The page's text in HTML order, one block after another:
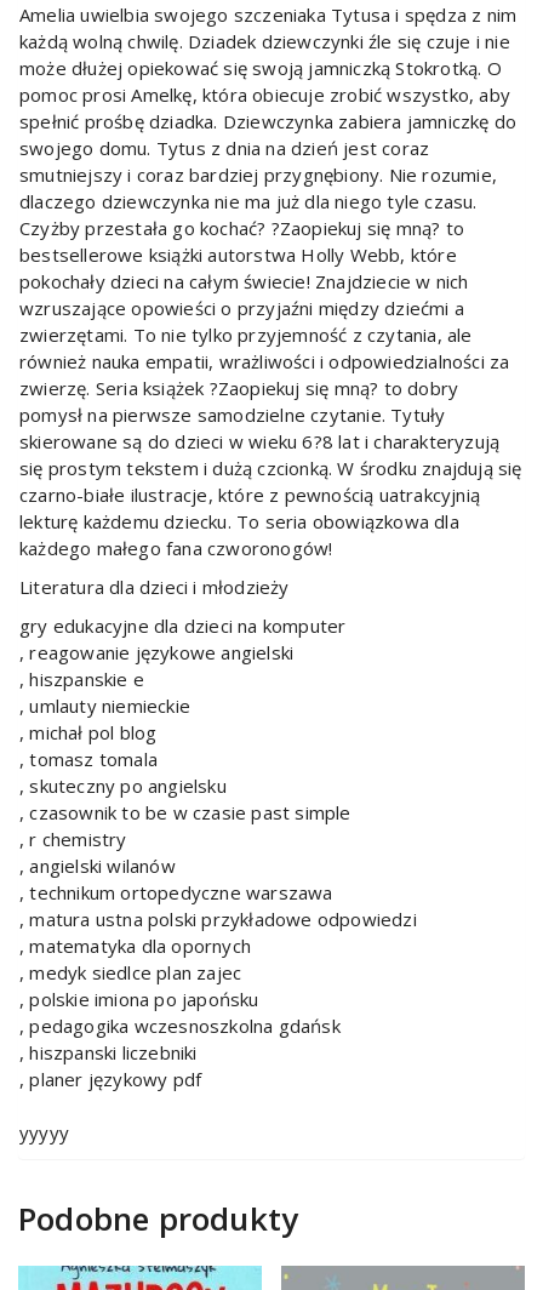
Amelia uwielbia swojego szczeniaka Tytusa i spędza z nim
każdą wolną chwilę. Dziadek dziewczynki źle się czuje i nie
może dłużej opiekować się swoją jamniczką Stokrotką. O
pomoc prosi Amelkę, która obiecuje zrobić wszystko, aby
spełnić prośbę dziadka. Dziewczynka zabiera jamniczkę do
swojego domu. Tytus z dnia na dzień jest coraz
smutniejszy i coraz bardziej przygnębiony. Nie rozumie,
dlaczego dziewczynka nie ma już dla niego tyle czasu.
Czyżby przestała go kochać? ?Zaopiekuj się mną? to
bestsellerowe książki autorstwa Holly Webb, które
pokochały dzieci na całym świecie! Znajdziecie w nich
wzruszające opowieści o przyjaźni między dziećmi a
zwierzętami. To nie tylko przyjemność z czytania, ale
również nauka empatii, wrażliwości i odpowiedzialności za
zwierzę. Seria książek ?Zaopiekuj się mną? to dobry
pomysł na pierwsze samodzielne czytanie. Tytuły
skierowane są do dzieci w wieku 6?8 lat i charakteryzują
się prostym tekstem i dużą czcionką. W środku znajdują się
czarno-białe ilustracje, które z pewnością uatrakcyjnią
lekturę każdemu dziecku. To seria obowiązkowa dla
każdego małego fana czworonogów!
Literatura dla dzieci i młodzieży
gry edukacyjne dla dzieci na komputer
, reagowanie językowe angielski
, hiszpanskie e
, umlauty niemieckie
, michał pol blog
, tomasz tomala
, skuteczny po angielsku
, czasownik to be w czasie past simple
, r chemistry
, angielski wilanów
, technikum ortopedyczne warszawa
, matura ustna polski przykładowe odpowiedzi
, matematyka dla opornych
, medyk siedlce plan zajec
, polskie imiona po japońsku
, pedagogika wczesnoszkolna gdańsk
, hiszpanski liczebniki
, planer językowy pdf
yyyyy
Podobne produkty